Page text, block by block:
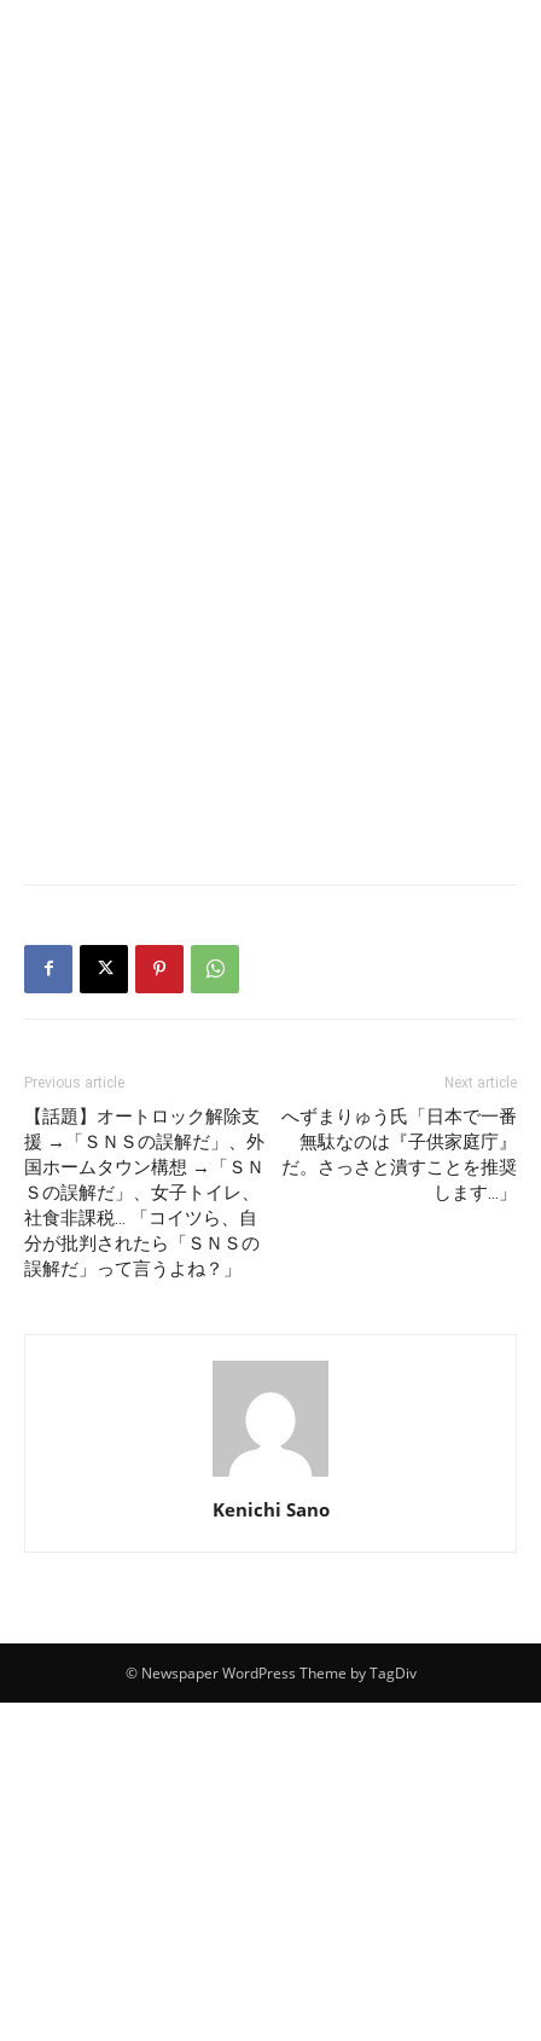
Previous article
【話題】オートロック解除支
援 →「ＳＮＳの誤解だ」、外
国ホームタウン構想 →「ＳＮ
Ｓの誤解だ」、女子トイレ、
社食非課税… 「コイツら、自
分が批判されたら「ＳＮＳの
誤解だ」って言うよね？」
Next article
へずまりゅう氏「日本で一番
無駄なのは『子供家庭庁』
だ。さっさと潰すことを推奨
します…」
Kenichi Sano
© Newspaper WordPress Theme by TagDiv